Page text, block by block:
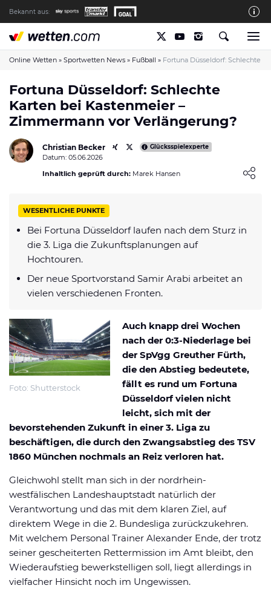
Bekannt aus:
Die wetten.com Redaktion
So bewerten wir die Anbieter
wetten.com auf Facebook
wetten.com auf YouTube
Spielsucht Hilfe & Prävention
Über Uns
Kontakt
Verantwortungsvolles Spielen
Glücksspiel-Regulierung in Deutschland
Haftungsausschluss
Datenschutzerklärung
Shop News Deals
Online Wetten » Sportwetten News » Fußball » Fortuna Düsseldorf: Schlechte
Fortuna Düsseldorf: Schlechte
Karten bei Kastenmeier –
Zimmermann vor Verlängerung?
Christian Becker Glücksspielexperte
Datum: 05.06.2026
Inhaltlich geprüft durch: Marek Hansen
WESENTLICHE PUNKTE
Bei Fortuna Düsseldorf laufen nach dem Sturz in
die 3. Liga die Zukunftsplanungen auf
Hochtouren.
Der neue Sportvorstand Samir Arabi arbeitet an
vielen verschiedenen Fronten.
Foto: Shutterstock
Auch knapp drei Wochen
nach der 0:3-Niederlage bei
der SpVgg Greuther Fürth,
die den Abstieg bedeutete,
fällt es rund um Fortuna
Düsseldorf vielen nicht
leicht, sich mit der
bevorstehenden Zukunft in einer 3. Liga zu
beschäftigen, die durch den Zwangsabstieg des TSV
1860 München nochmals an Reiz verloren hat.
Gleichwohl stellt man sich in der nordrhein-
westfälischen Landeshauptstadt natürlich der
Verantwortung und das mit dem klaren Ziel, auf
direktem Wege in die 2. Bundesliga zurückzukehren.
Mit welchem Personal Trainer Alexander Ende, der trotz
seiner gescheiterten Rettermission im Amt bleibt, den
Wiederaufstieg bewerkstelligen soll, liegt allerdings in
vielfacher Hinsicht noch im Ungewissen.